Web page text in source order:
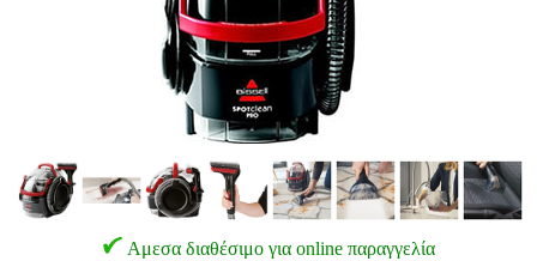
Αμεσα διαθέσιμο για online παραγγελία